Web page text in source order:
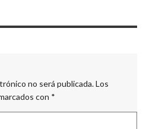
no será publicada.Los
con *